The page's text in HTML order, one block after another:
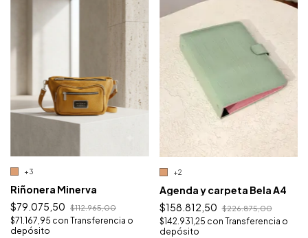
+3
Riñonera Minerva
$79.075,50
$112.965,00
$71.167,95 con Transferencia o
depósito
+2
Agenda y carpeta Bela A4
$158.812,50 $226.875,00
$142.931,25 con Transferencia o
depósito